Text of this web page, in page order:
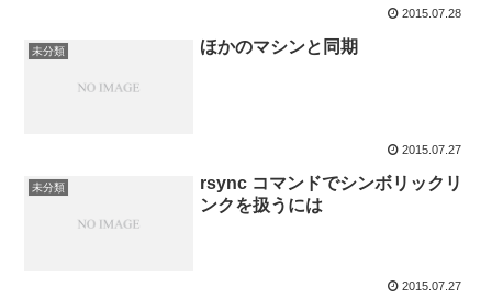
2015.07.28
未分類 ほかのマシンと同期
2015.07.27
未分類
rsync コマンドでシンボリックリ
ンクを扱うには
2015.07.27